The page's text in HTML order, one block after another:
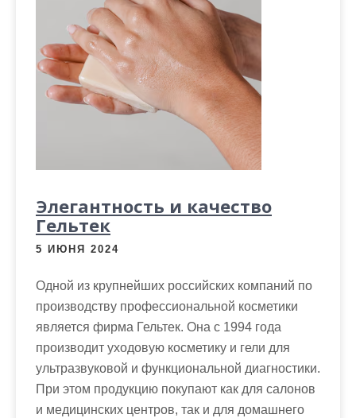
Элегантность и качество
Гельтек
5 ИЮНЯ 2024
Одной из крупнейших российских компаний по
производству профессиональной косметики
является фирма Гельтек. Она с 1994 года
производит уходовую косметику и гели для
ультразвуковой и функциональной диагностики.
При этом продукцию покупают как для салонов
и медицинских центров, так и для домашнего